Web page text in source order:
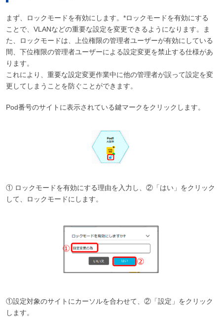
まず、ロックモードを有効にします。*ロックモードを有効にする
ことで、VLANなどの重要な設定を変更できるようになります。ま
た、ロックモードは、上位権限の管理者ユーザーが有効にしている
間、下位権限の管理者ユーザーによる設定変更を禁止する仕様があ
ります。
これにより、重要な設定変更作業中に他の管理者が誤って設定を変
更してしまうことを防ぐことができます。
Pod番号のサイトに表示されている鍵マークをクリックします。
① ロックモードを有効にする理由を入力し、②「はい」をクリック
して、ロックモードにします。
①設定対象のサイトにカーソルを合わせて、②「設定」をクリック
します。